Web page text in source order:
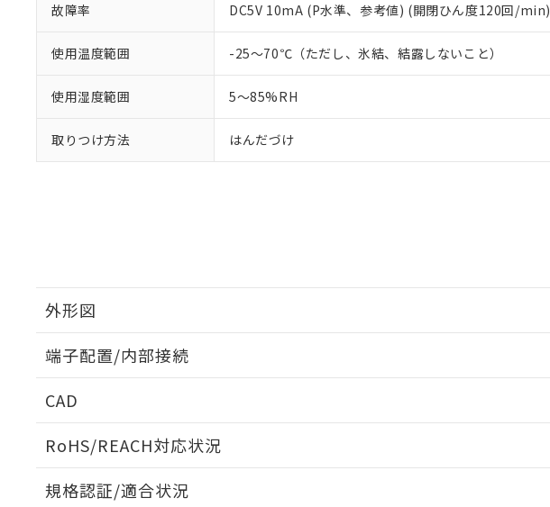
故障率 DC5V 10mA (P水準、参考値) (開閉ひん度120回/min)
使用温度範囲 -25～70℃（ただし、氷結、結露しないこと）
使用湿度範囲 5～85%RH
取りつけ方法 はんだづけ
外形図
端子配置/内部接続
CAD
RoHS/REACH対応状況
規格認証/適合状況